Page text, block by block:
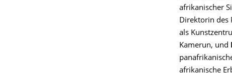
afrikanischer
Direktorin des
als
Kamerun, und
afrikanische